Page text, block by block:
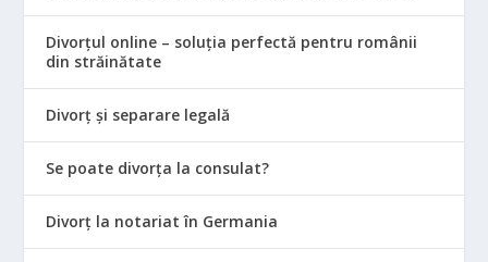
Divorțul online – soluția perfectă pentru românii
din străinătate
Divorț și separare legală
Se poate divorța la consulat?
Divorț la notariat în Germania